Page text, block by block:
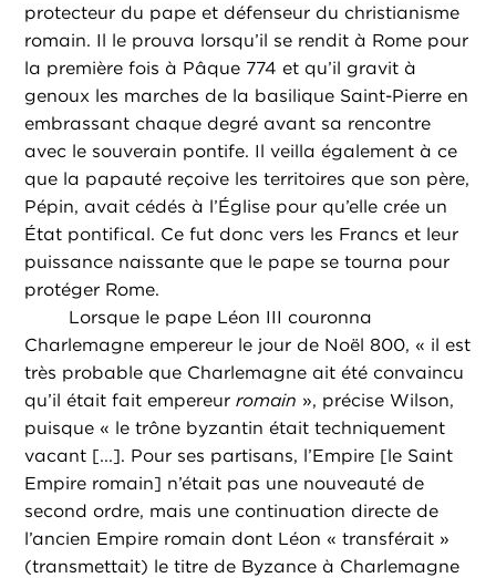
protecteur du pape et défenseur du christianisme
romain. Il le prouva lorsqu’il se rendit à Rome pour
la première fois à Pâque 774 et qu’il gravit à
genoux les marches de la basilique Saint-Pierre en
embrassant chaque degré avant sa rencontre
avec le souverain pontife. Il veilla également à ce
que la papauté reçoive les territoires que son père,
Pépin, avait cédés à l’Église pour qu’elle crée un
État pontifical. Ce fut donc vers les Francs et leur
puissance naissante que le pape se tourna pour
protéger Rome.
Lorsque le pape Léon III couronna
Charlemagne empereur le jour de Noël 800, « il est
très probable que Charlemagne ait été convaincu
qu’il était fait empereurromain », précise Wilson,
puisque « le trône byzantin était techniquement
vacant [...]. Pour ses partisans, l’Empire [le Saint
Empire romain] n’était pas une nouveauté de
second ordre, mais une continuation directe de
l’ancien Empire romain dont Léon « transférait »
(transmettait) le titre de Byzance à Charlemagne